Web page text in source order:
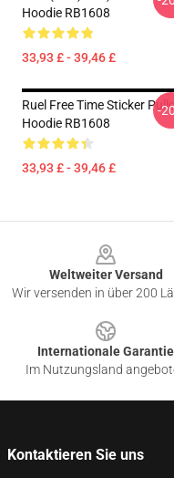
Hoodie RB1608
33,93 £ - 39,46 £
Ruel Free Time Sticker
Hoodie RB1608
33,93 £ - 39,46 £
-
Weltweiter Versand
Wir versenden in über 200
Internationale Garantie
Im Nutzungsland
Kontaktieren Sie uns